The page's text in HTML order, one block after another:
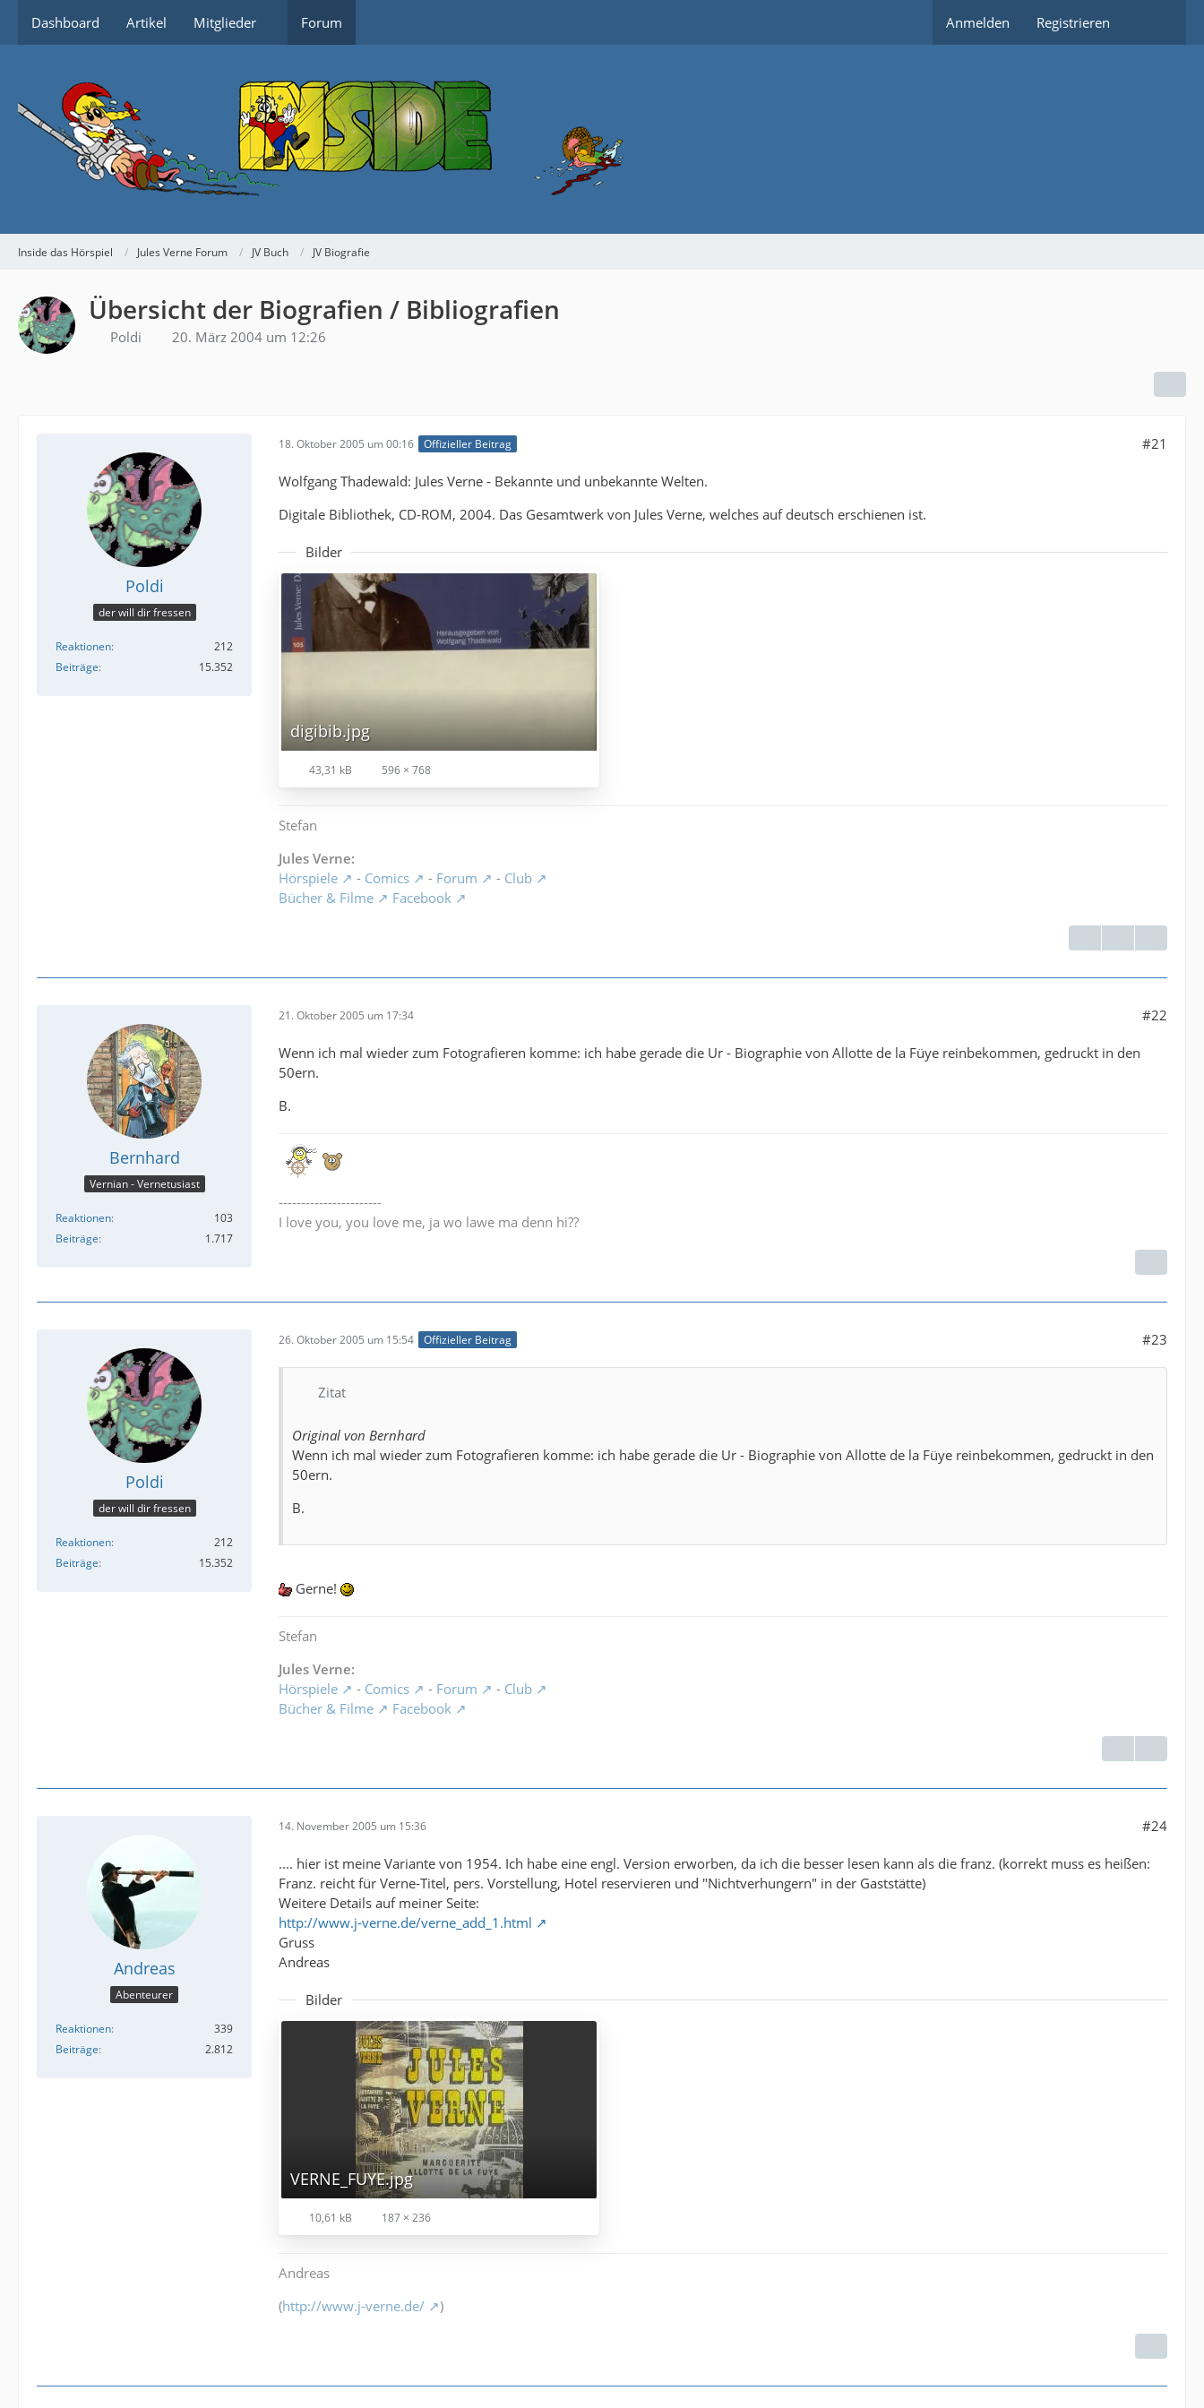
Dashboard Artikel Mitglieder Forum Anmelden Registrieren
Inside das Hörspiel Jules Verne Forum JV Buch JV Biografie
Übersicht der Biografien / Bibliografien
Poldi 20. März 2004 um 12:26
Poldi
der will dir fressen
Reaktionen
212
Beiträge
15.352
18. Oktober 2005 um 00:16 Offizieller Beitrag #21
Wolfgang Thadewald: Jules Verne - Bekannte und unbekannte Welten.
Digitale Bibliothek, CD-ROM, 2004. Das Gesamtwerk von Jules Verne, welches auf deutsch erschienen ist.
Bilder
digibib.jpg
43,31 kB 596 × 768
Stefan
Jules Verne:
Hörspiele
- Comics - Forum - Club
Bücher & Filme
Facebook
Bernhard
Vernian - Vernetusiast
Reaktionen
103
Beiträge
1.717
21. Oktober 2005 um 17:34 #22
Wenn ich mal wieder zum Fotografieren komme: ich habe gerade die Ur - Biographie von Allotte de la Füye reinbekommen, gedruckt in den
50ern.
B.
-----------------------
I love you, you love me, ja wo lawe ma denn hi??
Poldi
der will dir fressen
Reaktionen
212
Beiträge
15.352
26. Oktober 2005 um 15:54 Offizieller Beitrag #23
Zitat
Original von Bernhard
Wenn ich mal wieder zum Fotografieren komme: ich habe gerade die Ur - Biographie von Allotte de la Füye reinbekommen, gedruckt in den
50ern.
B.
Gerne!
Stefan
Jules Verne:
Hörspiele
- Comics - Forum - Club
Bücher & Filme
Facebook
Andreas
Abenteurer
Reaktionen
339
Beiträge
2.812
14. November 2005 um 15:36 #24
.... hier ist meine Variante von 1954. Ich habe eine engl. Version erworben, da ich die besser lesen kann als die franz. (korrekt muss es heißen:
Franz. reicht für Verne-Titel, pers. Vorstellung, Hotel reservieren und "Nichtverhungern" in der Gaststätte)
Weitere Details auf meiner Seite:
http://www.j-verne.de/verne_add_1.html
Gruss
Andreas
Bilder
VERNE_FUYE.jpg
10,61 kB 187 × 236
Andreas
(http://www.j-verne.de/ )